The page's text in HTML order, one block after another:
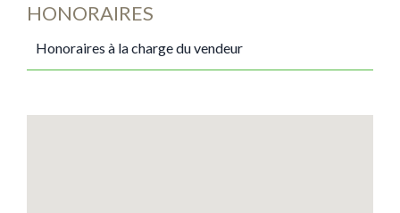
HONORAIRES
Honoraires à la charge du vendeur